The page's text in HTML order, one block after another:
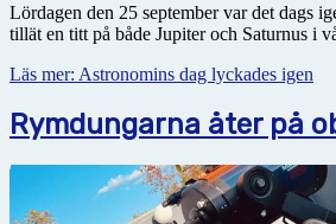
Lördagen den 25 september var det dags
tillät en titt på både Jupiter och Saturnus i
Läs mer: Astronomins dag lyckades igen
Rymdungarna åter på